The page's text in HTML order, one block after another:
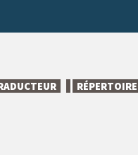
RÉPERTOIRE